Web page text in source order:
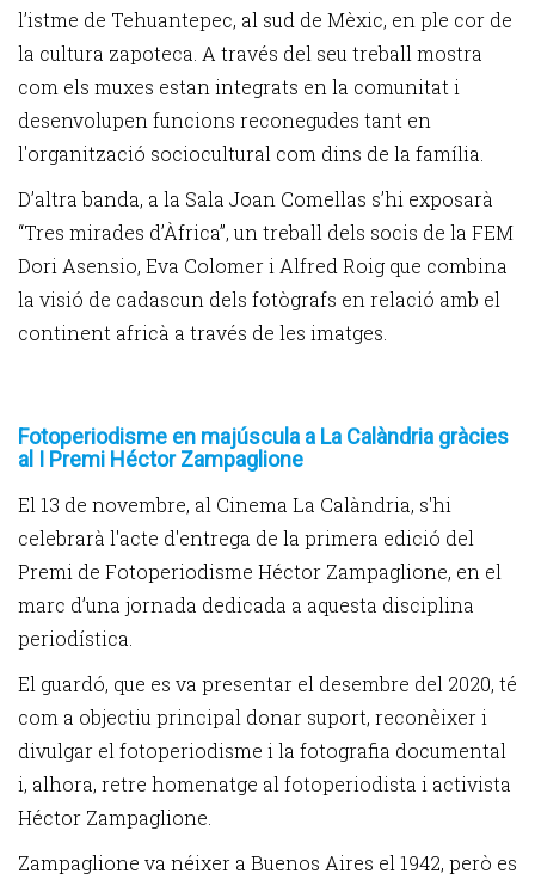
l’istme de Tehuantepec, al sud de Mèxic, en ple cor de
la cultura zapoteca. A través del seu treball mostra
com els muxes estan integrats en la comunitat i
desenvolupen funcions reconegudes tant en
l'organització sociocultural com dins de la família.
D’altra banda, a la Sala Joan Comellas s’hi exposarà
“Tres mirades d’Àfrica”, un treball dels socis de la FEM
Dori Asensio, Eva Colomer i Alfred Roig que combina
la visió de cadascun dels fotògrafs en relació amb el
continent africà a través de les imatges.
Fotoperiodisme en majúscula a La Calàndria gràcies
al I Premi Héctor Zampaglione
El 13 de novembre, al Cinema La Calàndria, s'hi
celebrarà l'acte d'entrega de la primera edició del
Premi de Fotoperiodisme Héctor Zampaglione, en el
marc d’una jornada dedicada a aquesta disciplina
periodística.
El guardó, que es va presentar el desembre del 2020, té
com a objectiu principal donar suport, reconèixer i
divulgar el fotoperiodisme i la fotografia documental
i, alhora, retre homenatge al fotoperiodista i activista
Héctor Zampaglione.
Zampaglione va néixer a Buenos Aires el 1942, però es